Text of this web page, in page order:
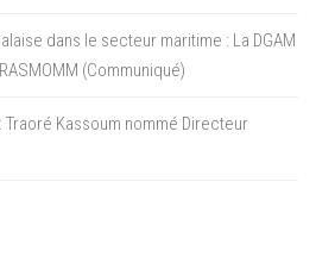
dans le secteur maritime : La DGAM
(Communiqué)
Traoré Kassoum nommé Directeur